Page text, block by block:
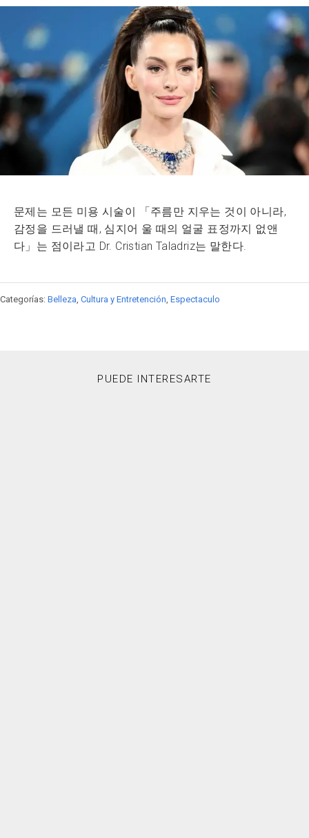
문제는 모든 미용 시술이 「주름만 지우는 것이 아니라,
감정을 드러낼 때, 심지어 울 때의 얼굴 표정까지 없앤
다」는 점이라고 Dr. Cristian Taladriz는 말한다.
Categorías: Belleza Cultura y Entretención Espectaculo
PUEDE INTERESARTE